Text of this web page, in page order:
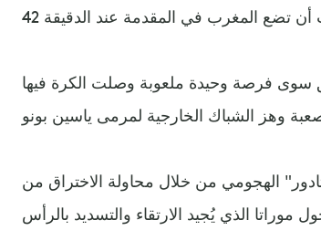
سوى فرصة وحيدة ملعوبة وصلت الكرة فيها
الهجومي من خلال محاولة الاختراق من